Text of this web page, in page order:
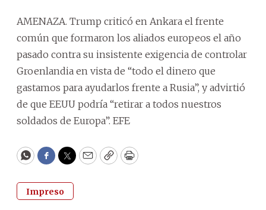
AMENAZA. Trump criticó en Ankara el frente
común que formaron los aliados europeos el año
pasado contra su insistente exigencia de controlar
Groenlandia en vista de “todo el dinero que
gastamos para ayudarlos frente a Rusia”, y advirtió
de que EEUU podría “retirar a todos nuestros
soldados de Europa”. EFE
WhatsApp
Facebook
Twitter
EmailCopyPrint
Impreso